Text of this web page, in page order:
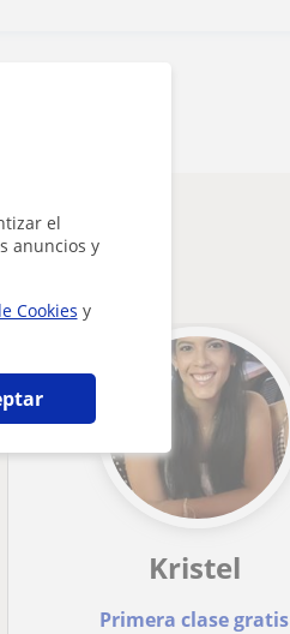
el
anuncios y
Cookies y
Kristel
Primera clase gratis